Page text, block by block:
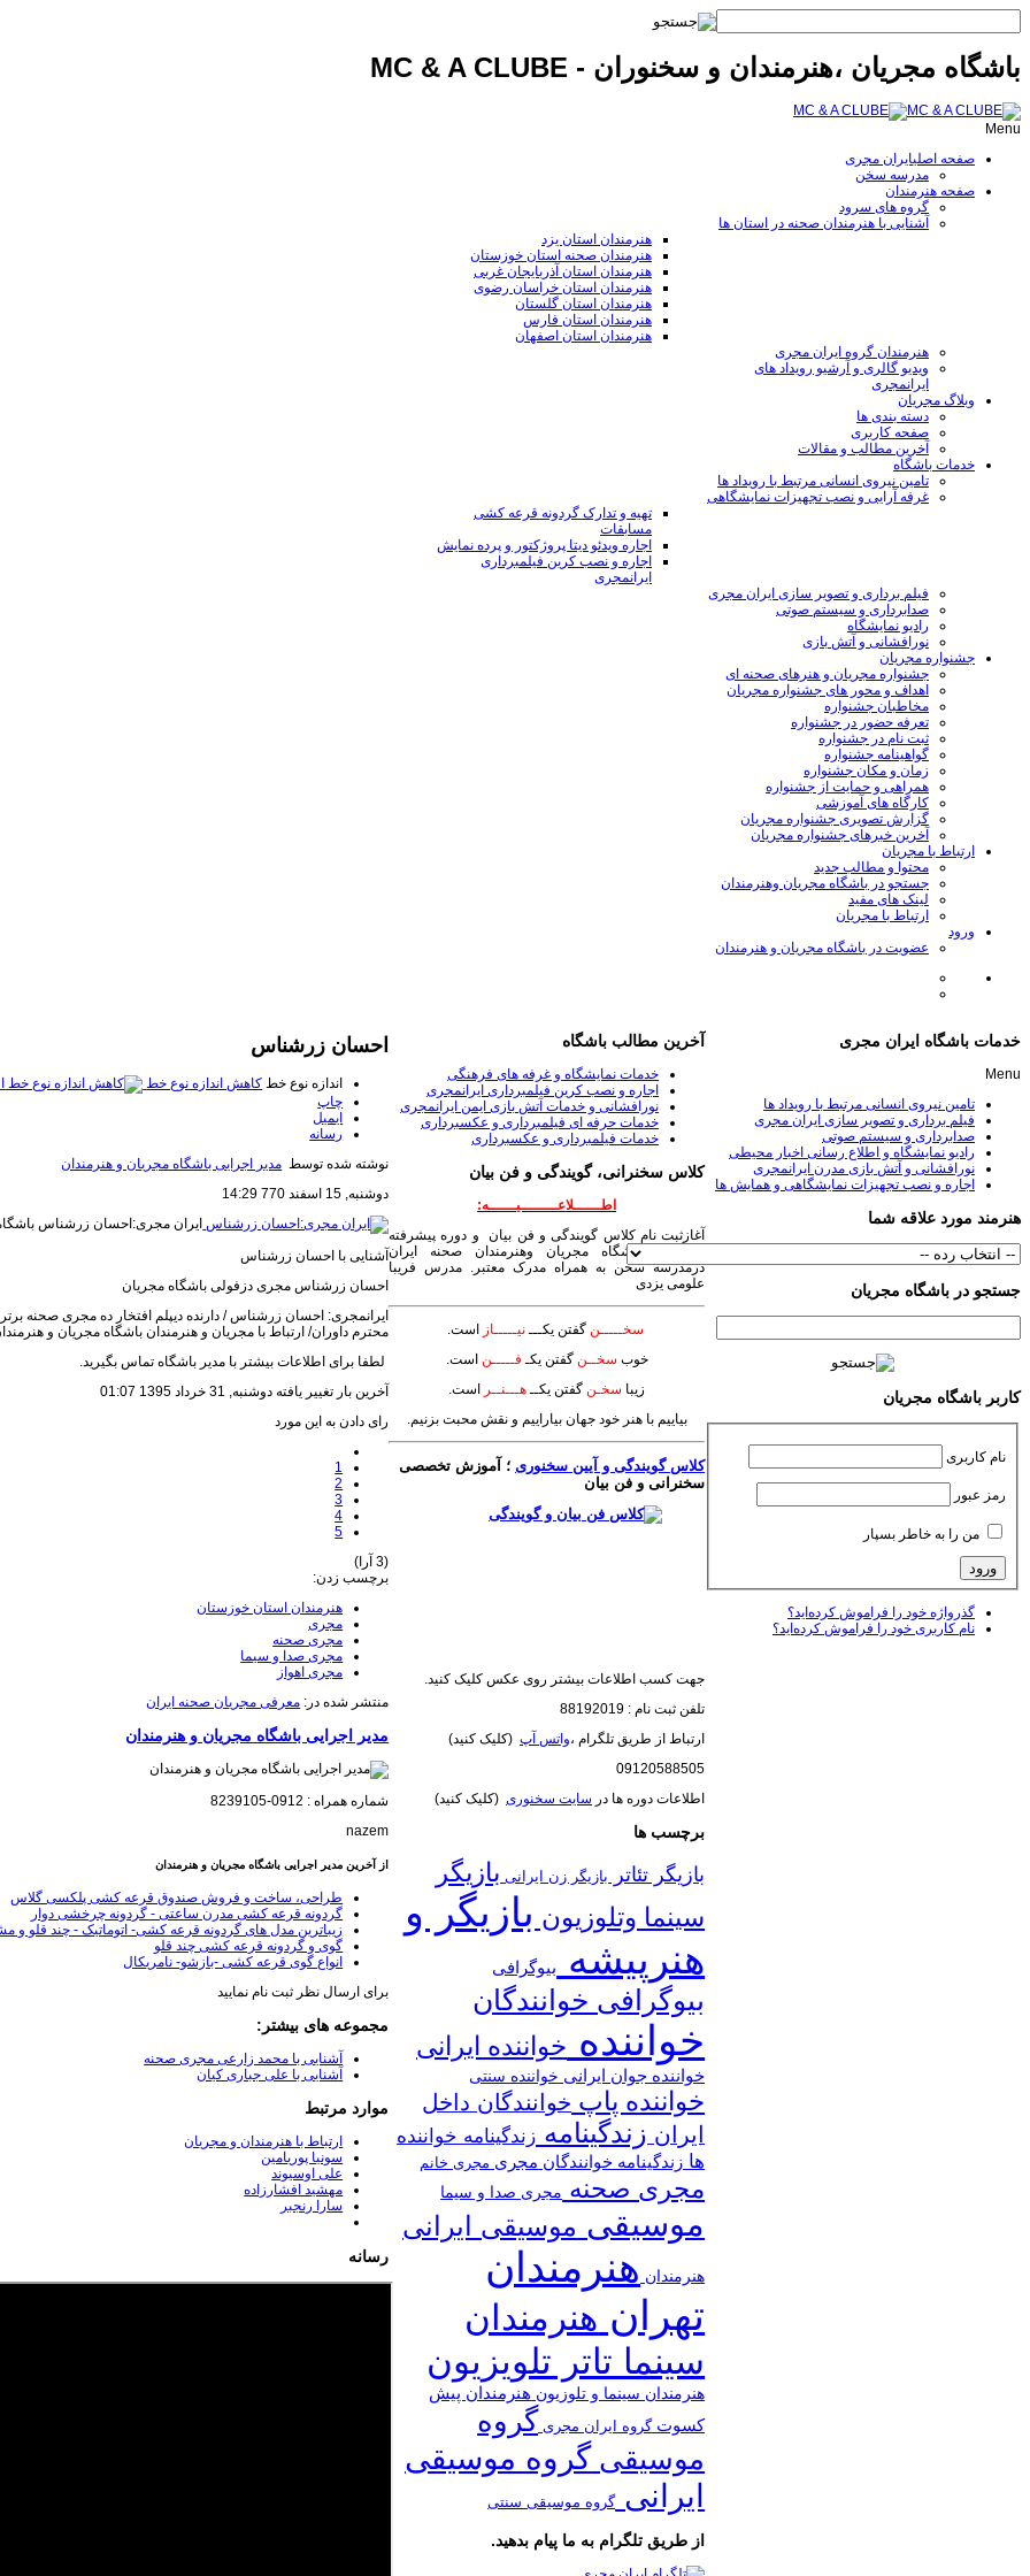
باشگاه مجریان ،هنرمندان و سخنوران - MC & A CLUBE
Menu
صفحه اصلیایران مجری
مدرسه سخن
صفحه هنرمندان
گروه های سرود
آشنایی با هنرمندان صحنه در استان ها
هنرمندان استان یزد
هنرمندان صحنه استان خوزستان
هنرمندان استان آذربایجان غربی
هنرمندان استان خراسان رضوی
هنرمندان استان گلستان
هنرمندان استان فارس
هنرمندان استان اصفهان
هنرمندان گروه ایران مجری
ویدیو گالری و آرشیو رویداد های
ایرانمجری
وبلاگ مجریان
دسته بندی ها
صفحه کاربری
آخرین مطالب و مقالات
خدمات باشگاه
تامین نیروی انسانی مرتبط با رویداد ها
غرفه آرایی و نصب تجهیزات نمایشگاهی
تهیه و تدارک گردونه قرعه کشی
مسابقات
اجاره ویدئو دیتا پروژکتور و پرده نمایش
اجاره و نصب کرین فیلمبرداری
ایرانمجری
فیلم برداری و تصویر سازی ایران مجری
صدابرداری و سیستم صوتی
رادیو نمایشگاه
نورافشانی و آتش بازی
جشنواره مجریان
جشنواره مجریان و هنرهای صحنه ای
اهداف و محور های جشنواره مجریان
مخاطبان جشنواره
تعرفه حضور در جشنواره
ثبت نام در جشنواره
گواهینامه جشنواره
زمان و مکان جشنواره
همراهی و حمایت از جشنواره
کارگاه های آموزشی
گزارش تصویری جشنواره مجریان
آخرین خبرهای جشنواره مجریان
ارتباط با مجریان
محتوا و مطالب جدید
جستجو در باشگاه مجریان وهنرمندان
لینک های مفید
ارتباط با مجریان
ورود
عضویت در باشگاه مجریان و هنرمندان
احسان زرشناس
اندازه نوع خط کاهش اندازه نوع خط
چاپ
ایمیل
رسانه
نوشته شده توسط مدیر اجرایی باشگاه مجریان و هنرمندان
دوشنبه, 15 اسفند 770 14:29
ایران مجری:احسان زرشناس باشگاه
آشنایی با احسان زرشناس
احسان زرشناس مجری دزفولی باشگاه مجریان
محترم داوران/ ارتباط با مجریان و هنرمندان باشگاه مجریان و هنرمندان صحنه
لطفا برای اطلاعات بیشتر با مدیر باشگاه تماس بگیرید.
آخرین بار تغییر یافته دوشنبه, 31 خرداد 1395 01:07
رای دادن به این مورد
1
2
3
4
5
(3 آرا)
برچسب زدن:
هنرمندان استان خوزستان
مجری
مجری صحنه
مجری صدا و سیما
مجری اهواز
منتشر شده در: معرفی مجریان صحنه ایران
مدیر اجرایی باشگاه مجریان و هنرمندان
شماره همراه : 0912-8239105
nazem
از آخرین مدیر اجرایی باشگاه مجریان و هنرمندان
طراحی، ساخت و فروش صندوق قرعه کشی پلکسی گلاس
گردونه قرعه کشی مدرن ساعتی - گردونه چرخشی دوار
زیباترین مدل های گردونه قرعه کشی- اتوماتیک - چند قلو و
گوی و گردونه قرعه کشی چند قلو
انواع گوی قرعه کشی -بازشو- نامریکال
برای ارسال نظر ثبت نام نمایید
مجموعه های بیشتر:
آشنایی با محمد زارعی مجری صحنه
آشنایی با علی جباری کیان
موارد مرتبط
ارتباط با هنرمندان و مجریان
سونیا پوریامین
​علی اوسیوند
​مهشید افشارزاده
سارا رنجبر
رسانه
آخرین مطالب باشگاه
خدمات نمایشگاه و غرفه های فرهنگی
اجاره و نصب کرین فیلمبرداری ایرانمجری
نورافشانی و خدمات آتش بازی ایمن ایرانمجری
خدمات حرفه ای فیلمبرداری و عکسبرداری
خدمات فیلمبرداری و عکسبرداری
کلاس سخنرانی، گویندگی و فن بیان
اطــــــلاعــــــــیــــــه:
آغازثبت نام کلاس گویندگی و فن بیان و دوره پیشرفته
سخنرانی باشگاه مجریان وهنرمندان صحنه ایران
درمدرسه سخن به همراه مدرک معتبر. مدرس فریبا
علومی یزدی
سخـــــن گفتن یکـــنیـــــاز
است.
خوب سخــن گفتن یکـ فـــــن است.
زیبا سخـنگفتن یکــهـــنــر
است.
بیاییم با هنر خود جهان بیاراییم و نقش محبت بزنیم.
کلاس گویندگی و آیین سخنوری؛ آموزش تخصصی
سخنرانی و فن بیان
جهت کسب اطلاعات بیشتر روی عکس کلیک کنید.
تلفن ثبت نام : 88192019
ارتباط از طریق تلگرام ،واتس آپ(کلیک کنید)
09120588505
اطلاعات دوره ها در سایت سخنوری(کلیک کنید)
برچسب ها
بازیگر تئاتر بازیگر زن ایرانی بازیگر
سینما وتلوزیون بازیگر و
هنرپیشه
بیوگرافی
بیوگرافی خوانندگان
خواننده خواننده ایرانی
خواننده جوان ایرانی خواننده سنتی
خواننده پاپ خوانندگان داخل
ایران زندگینامه زندگینامه خواننده
ها زندگینامه خوانندگان مجری مجری خانم
مجری صحنه مجری صدا و سیما
موسیقی موسیقی ایرانی
هنرمندان هنرمندان
تهران هنرمندان
سینما تاتر تلویزیون
هنرمندان سینما و تلوزیون هنرمندان پیش
کسوتگروه ایران مجری گروه
موسیقیگروه موسیقی
ایرانیگروه موسیقی سنتی
از طریق تلگرام به ما پیام بدهید.
خدمات باشگاه ایران مجری
Menu
تامین نیروی انسانی مرتبط با رویداد ها
فیلم برداری و تصویر سازی ایران مجری
صدابرداری و سیستم صوتی
رادیو نمایشگاه و اطلاع رسانی اخبار محیطی
نورافشانی و آتش بازی مدرن ایرانمجری
اجاره و نصب تجهیزات نمایشگاهی و همایش ها
هنرمند مورد علاقه شما
جستجو در باشگاه مجریان
کاربر باشگاه مجریان
نام کاربری
رمز عبور
من را به خاطر بسپار
گذرواژه خود را فراموش کرده‌اید؟
نام کاربری خود را فراموش کرده‌اید؟